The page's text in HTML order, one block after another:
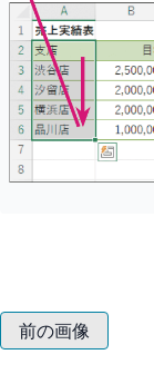
前の画像